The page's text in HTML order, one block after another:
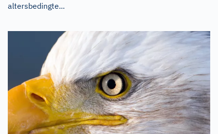
altersbedingte...